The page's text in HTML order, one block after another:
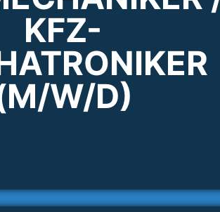
KFZ-
W/D)